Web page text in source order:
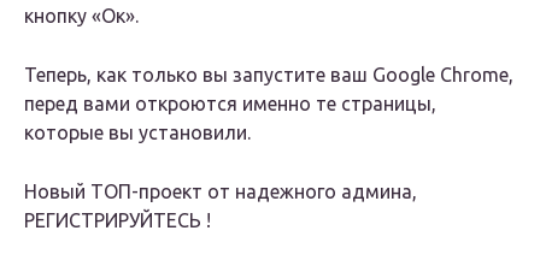
кнопку «Ок».
Теперь, как только вы запустите ваш Google Chrome,
перед вами откроются именно те страницы,
которые вы установили.
Новый ТОП-проект от надежного админа,
РЕГИСТРИРУЙТЕСЬ !